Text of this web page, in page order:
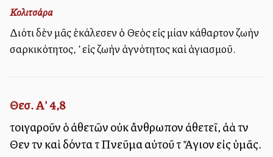
Κολιτσάρα
Διότι δὲν μᾶς ἐκάλεσεν ὁ Θεὸς εἰς μίαν ἀκάθαρτον ζωὴν
σαρκικότητος, ἀλλ’ εἰς ζωὴν ἁγνότητος καὶ ἁγιασμοῦ.
Θεσ. Α' 4,8
τοιγαροῦν ὁ ἀθετῶν οὐκ ἄνθρωπον ἀθετεῖ, ἀλλὰ τὸν
Θεὸν τὸν καὶ δόντα τὸ Πνεῦμα αὐτοῦ τὸ Ἅγιον εἰς ὑμᾶς.